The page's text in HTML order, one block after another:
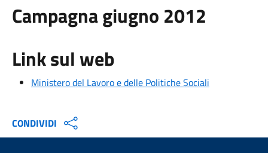
Campagna giugno 2012
Link sul web
Ministero del Lavoro e delle Politiche Sociali
CONDIVIDI